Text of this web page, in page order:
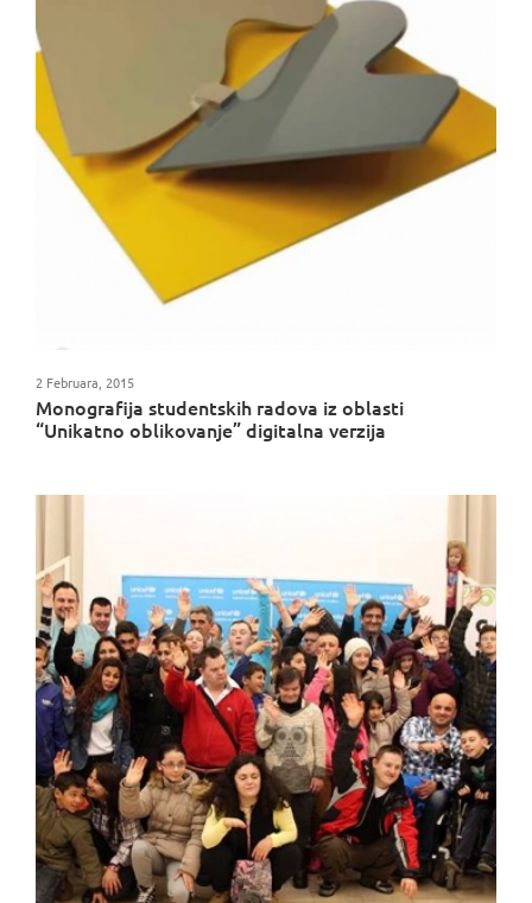
Monografija studentskih radova iz oblasti
“Unikatno oblikovanje” digitalna verzija
2 Februara, 2015